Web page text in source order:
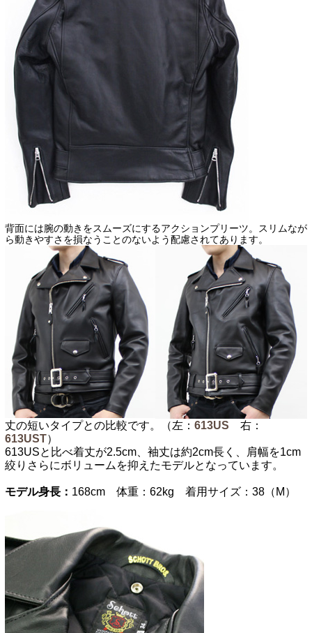
背面には腕の動きをスムーズにするアクションプリーツ。スリムなが
ら動きやすさを損なうことのないよう配慮されてあります。
丈の短いタイプとの比較です。（左： 613US 右：
613UST）
613USと比べ着丈が2.5cm、袖丈は約2cm長く、肩幅を1cm
絞りさらにボリュームを抑えたモデルとなっています。
モデル身長： 168cm 体重：62kg 着用サイズ：38（M）